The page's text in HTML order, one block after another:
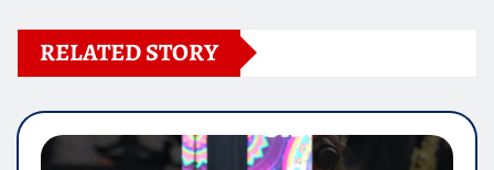
RELATED STORY